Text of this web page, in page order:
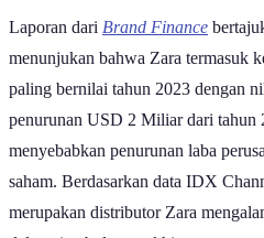
Laporan dari Brand Finance
menunjukan bahwa Zara termasuk
paling bernilai tahun 2023 dengan
penurunan USD 2 Miliar dari tahun
menyebabkan penurunan laba
saham. Berdasarkan data IDX
merupakan distributor Zara